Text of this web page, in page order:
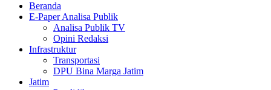
Beranda
E-Paper Analisa Publik
Analisa Publik TV
Opini Redaksi
Infrastruktur
Transportasi
DPU Bina Marga Jatim
Jatim